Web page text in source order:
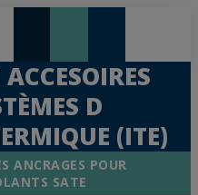
D
(ITE)
ANCRAGES POUR
SATE